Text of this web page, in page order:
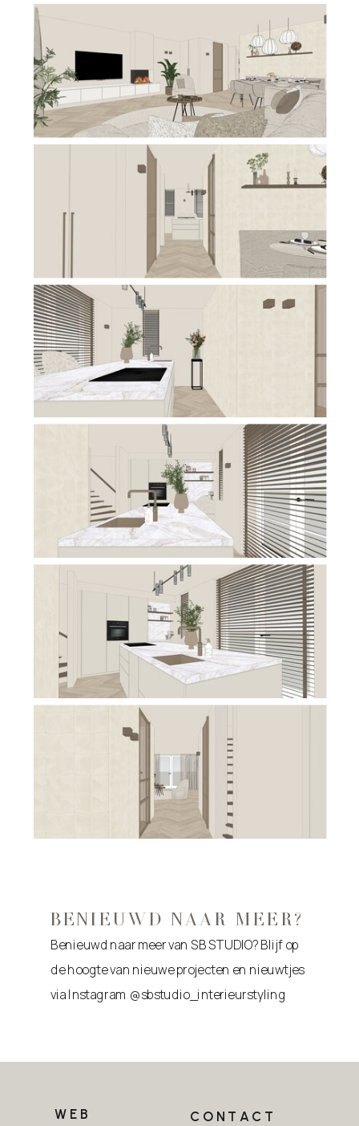
BENIEUWD NAAR MEER?
Benieuwd naar meer van SB STUDIO? Blijf op
de hoogte van nieuwe projecten en nieuwtjes
via Instagram @sbstudio_interieurstyling
CONTACT
WEB